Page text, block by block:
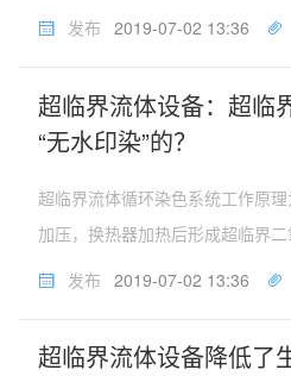
的萃取剂。超临界二氧化碳作超临
为Pc=7.3M...
发布 2019-07-02 13:36
超临界流体设备：超临
“无水印染”的？
超临界流体循环染色系统工作原
加压，换热器加热后形成超临界
染料，随后流入染色釜内进行织物
程中为染色系统补充能损。...
发布 2019-07-02 13:36
超临界流体设备降低了